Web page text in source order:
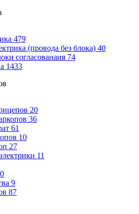
479
(провода без блока) 40
согласованаия 74
1433
20
36
61
10
27
11
9
87